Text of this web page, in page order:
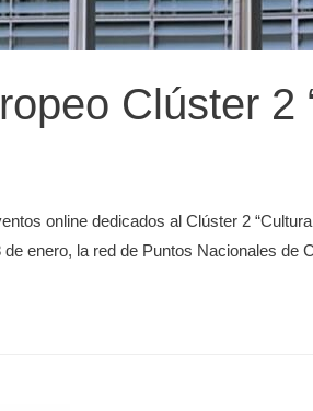
Clúster
online dedicados al Clúster 2
enero, la red de Puntos Nacionales de